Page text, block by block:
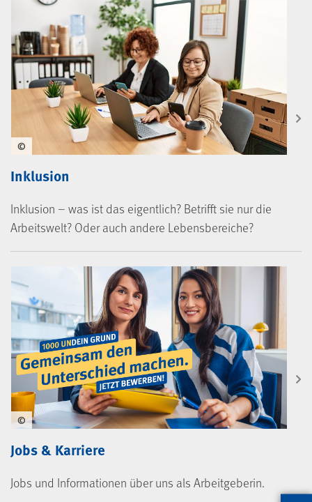
Inklusion
Inklusion – was ist das eigentlich? Betrifft sie nur die
Arbeitswelt? Oder auch andere Lebensbereiche?
©
Jobs & Karriere
Jobs und Informationen über uns als Arbeitgeberin.
©